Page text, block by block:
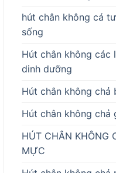
hút chân không cá
sống
Hút chân không các
dinh dưỡng
Hút chân không chả
Hút chân không chả
HÚT CHÂN KHÔNG
MỰC